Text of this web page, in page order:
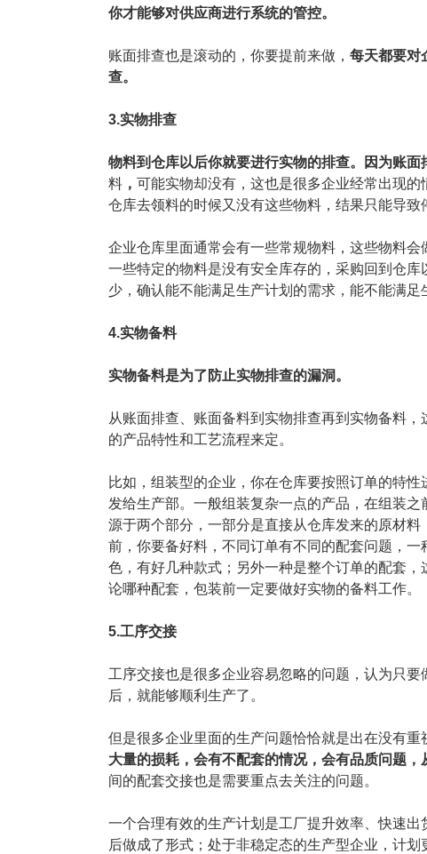
你才能够对供应商进行系统的管控。
账面排查也是滚动的，你要提前来做， 每天都要对
查。
3.实物排查
物料到仓库以后你就要进行实物的排查。因为账面
料 ， 可能实物却没有，这也是很多企业经常出现
仓库去领料的时候又没有这些物料，结果只能导致
企业仓库里面通常会有一些常规物料，这些物料
一些特定的物料是没有安全库存的，采购回到仓
少，确认能不能满足生产计划的需求，能不能满足
4.实物备料
实物备料是为了防止实物排查的漏洞。
从账面排查、账面备料到实物排查再到实物备料
的产品特性和工艺流程来定。
比如，组装型的企业，你在仓库要按照订单的特
发给生产部。一般组装复杂一点的产品，在组装
源于两个部分，一部分是直接从仓库发来的原材
前，你要备好料，不同订单有不同的配套问题，
色，有好几种款式；另外一种是整个订单的配套
论哪种配套，包装前一定要做好实物的备料工作。
5.工序交接
工序交接也是很多企业容易忽略的问题，认为只
后，就能够顺利生产了。
但是很多企业里面的生产问题恰恰就是出在没有重
大量的损耗，会有不配套的情况，会有品质问题，
间的配套交接也是需要重点去关注的问题。
一个合理有效的生产计划是工厂提升效率、快速
后做成了形式；处于非稳定态的生产型企业，计